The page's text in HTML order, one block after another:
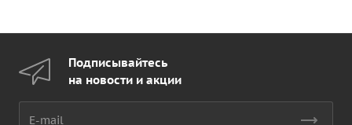
Подписывайтесь
на новости и акции